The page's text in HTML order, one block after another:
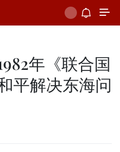
年《联合国
平解决东海问